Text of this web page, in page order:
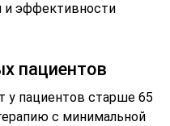
и эффективности
пациентов
пациентов старше 65
с минимальной